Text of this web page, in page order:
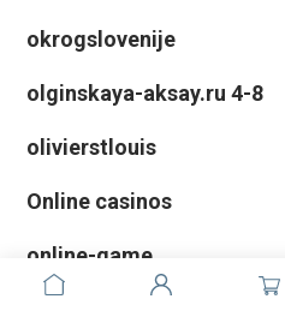
okrogslovenije
olginskaya-aksay.ru 4-8
olivierstlouis
Online casinos
online-game